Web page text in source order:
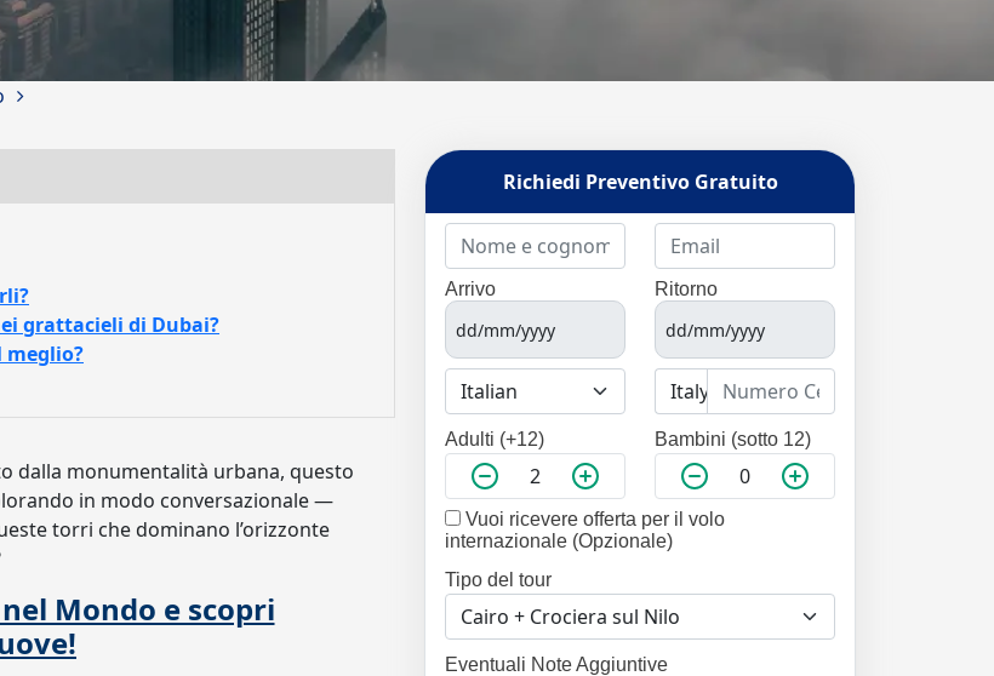
grattacieli di Dubai?
meglio?
dalla monumentalità urbana, questo
in modo conversazionale —
torri che dominano l’orizzonte
Mondo e scopri
Richiedi Preventivo Gratuito
Arrivo Ritorno
Adulti (+12) Bambini (sotto 12)
Vuoi ricevere offerta per il volo
internazionale (Opzionale)
Tipo del tour
Eventuali Note Aggiuntive